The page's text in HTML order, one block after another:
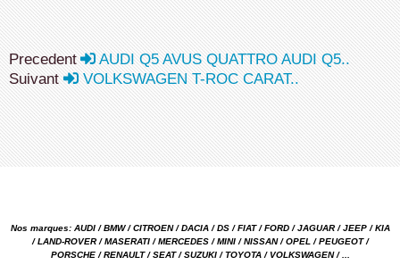
Precedent
AUDI Q5 AVUS QUATTRO AUDI Q5..
Suivant
VOLKSWAGEN T-ROC CARAT..
Nos marques: AUDI / BMW / CITROEN / DACIA / DS / FIAT / FORD / JAGUAR / JEEP / KIA
/ LAND-ROVER / MASERATI / MERCEDES / MINI / NISSAN / OPEL / PEUGEOT /
PORSCHE / RENAULT / SEAT / SUZUKI / TOYOTA / VOLKSWAGEN / ...